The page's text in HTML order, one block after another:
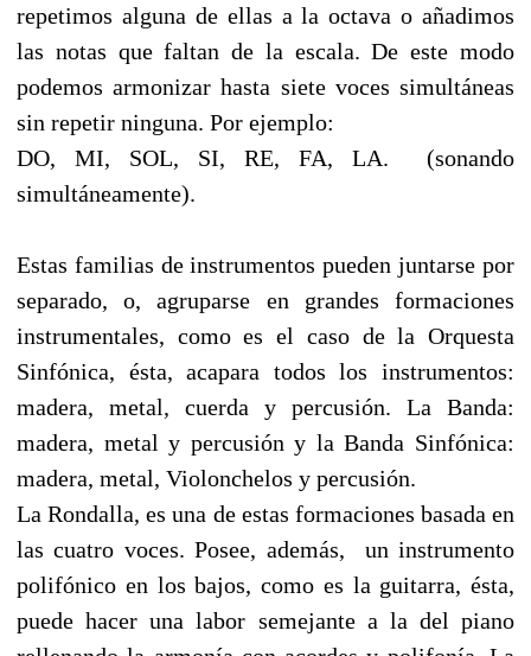
repetimos alguna de ellas a la octava o añadimos
las notas que faltan de la escala. De este modo
podemos armonizar hasta siete voces simultáneas
sin repetir ninguna. Por ejemplo:
DO, MI, SOL, SI, RE, FA, LA. (sonando
simultáneamente).
Estas familias de instrumentos pueden juntarse por
separado, o, agruparse en grandes formaciones
instrumentales, como es el caso de la Orquesta
Sinfónica, ésta, acapara todos los instrumentos:
madera, metal, cuerda y percusión. La Banda:
madera, metal y percusión y la Banda Sinfónica:
madera, metal, Violonchelos y percusión.
La Rondalla, es una de estas formaciones basada en
las cuatro voces. Posee, además, un instrumento
polifónico en los bajos, como es la guitarra, ésta,
puede hacer una labor semejante a la del piano